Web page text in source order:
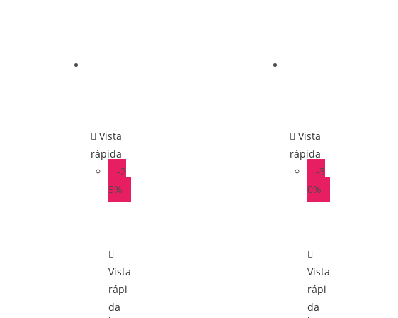
Vista
rápida
-2
5%
Vista
rápi
da
Vista
rápida
-3
0%
Vista
rápi
da